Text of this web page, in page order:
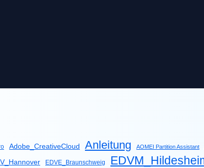
Adobe_CreativeCloud Anleitung AOMEI Partition Assistant
EDVE_Braunschweig